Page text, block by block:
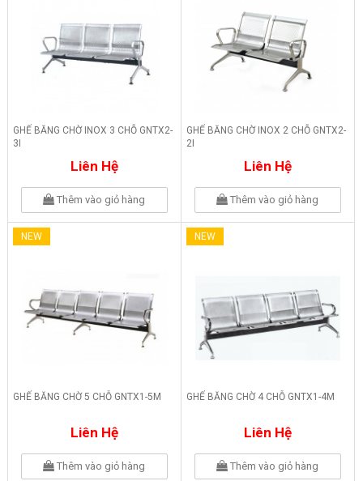
GHẾ BĂNG CHỜ INOX 3 CHỖ GNTX2-
3I
Liên Hệ
Thêm vào giỏ hàng
GHẾ BĂNG CHỜ INOX 2 CHỖ GNTX2-
2I
Liên Hệ
Thêm vào giỏ hàng
NEW
GHẾ BĂNG CHỜ 5 CHỖ GNTX1-5M
Liên Hệ
Thêm vào giỏ hàng
NEW
GHẾ BĂNG CHỜ 4 CHỖ GNTX1-4M
Liên Hệ
Thêm vào giỏ hàng